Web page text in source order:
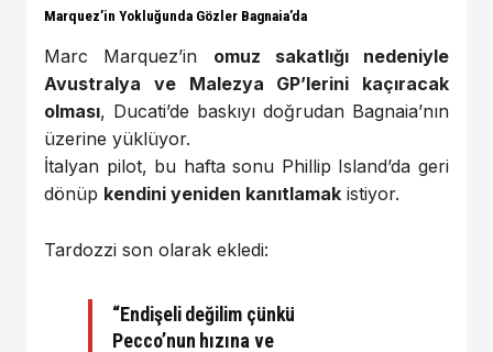
Marquez’in Yokluğunda Gözler Bagnaia’da
Marc Marquez’in omuz sakatlığı nedeniyle
Avustralya ve Malezya GP’lerini kaçıracak
olması, Ducati’de baskıyı doğrudan Bagnaia’nın
üzerine yüklüyor.
İtalyan pilot, bu hafta sonu Phillip Island’da geri
dönüp kendini yeniden kanıtlamak istiyor.
Tardozzi son olarak ekledi:
“Endişeli değilim çünkü
Pecco’nun hızına ve